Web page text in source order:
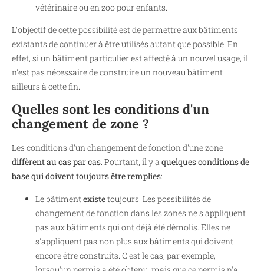
vétérinaire ou en zoo pour enfants.
L'objectif de cette possibilité est de permettre aux bâtiments
existants de continuer à être utilisés autant que possible. En
effet, si un bâtiment particulier est affecté à un nouvel usage, il
n'est pas nécessaire de construire un nouveau bâtiment
ailleurs à cette fin.
Quelles sont les conditions d'un
changement de zone ?
Les conditions d'un changement de fonction d'une zone
diffèrent au cas par cas. Pourtant, il y a quelques conditions de
base qui doivent toujours être remplies:
Le bâtiment existetoujours. Les possibilités de
changement de fonction dans les zones ne s'appliquent
pas aux bâtiments qui ont déjà été démolis. Elles ne
s'appliquent pas non plus aux bâtiments qui doivent
encore être construits. C'est le cas, par exemple,